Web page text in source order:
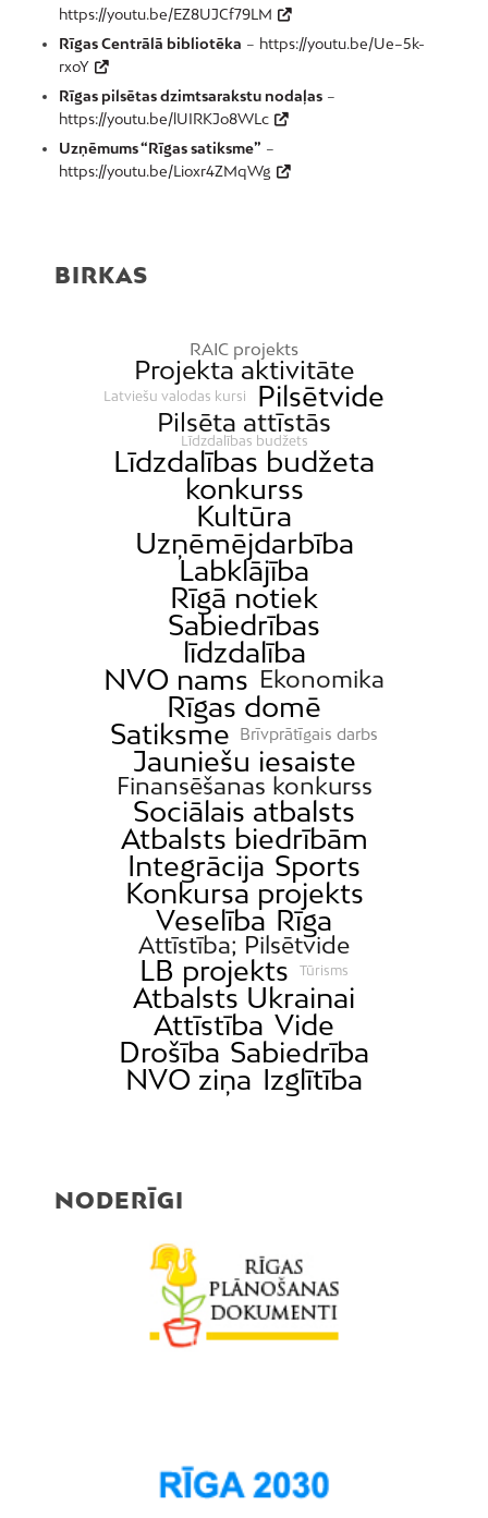
https://youtu.be/EZ8UJCf79LM
Rīgas Centrālā bibliotēka – https://youtu.be/Ue–5k-
rxoY
Rīgas pilsētas dzimtsarakstu nodaļas–
https://youtu.be/lUIRKJo8WLc
Uzņēmums “Rīgas satiksme” –
https://youtu.be/Lioxr4ZMqWg
BIRKAS
RAIC projekts
Projekta aktivitāte
Latviešu valodas kursi Pilsētvide
Pilsēta attīstās
Līdzdalības budžets
Līdzdalības budžeta
konkurss
Kultūra
Uzņēmējdarbība
Labklājība
Rīgā notiek
Sabiedrības
līdzdalība
NVO nams Ekonomika
Rīgas domē
Satiksme
Brīvprātīgais darbs
Jauniešu iesaiste
Finansēšanas konkurss
Sociālais atbalsts
Atbalsts biedrībām
Integrācija Sports
Konkursa projekts
Veselība Rīga
Attīstība; Pilsētvide
LB projekts Tūrisms
Atbalsts Ukrainai
Attīstība Vide
Drošība Sabiedrība
NVO ziņa Izglītība
NODERĪGI